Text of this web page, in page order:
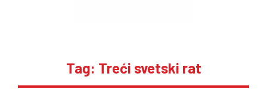
Tag: Treći svetski rat